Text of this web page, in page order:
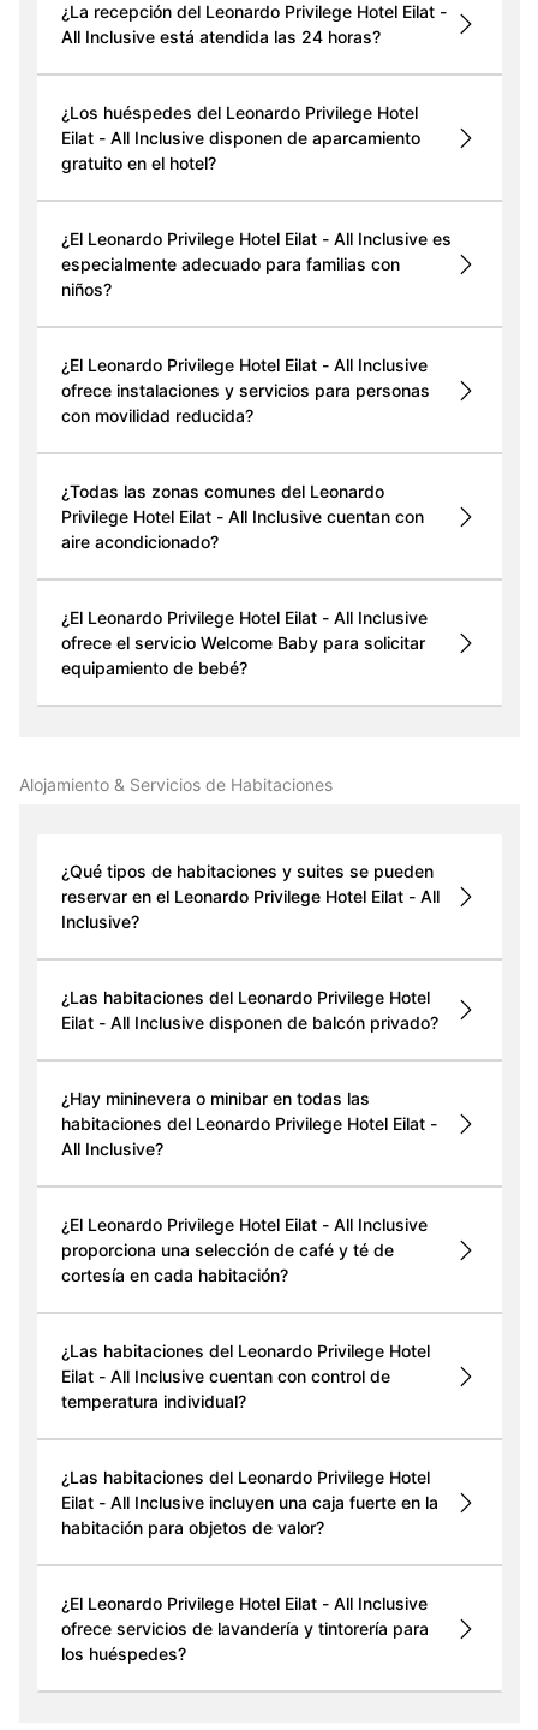
¿La recepción del Leonardo Privilege Hotel Eilat -
All Inclusive está atendida las 24 horas?
¿Los huéspedes del Leonardo Privilege Hotel
Eilat - All Inclusive disponen de aparcamiento
gratuito en el hotel?
¿El Leonardo Privilege Hotel Eilat - All Inclusive es
especialmente adecuado para familias con
niños?
¿El Leonardo Privilege Hotel Eilat - All Inclusive
ofrece instalaciones y servicios para personas
con movilidad reducida?
¿Todas las zonas comunes del Leonardo
Privilege Hotel Eilat - All Inclusive cuentan con
aire acondicionado?
¿El Leonardo Privilege Hotel Eilat - All Inclusive
ofrece el servicio Welcome Baby para solicitar
equipamiento de bebé?
Alojamiento & Servicios de Habitaciones
¿Qué tipos de habitaciones y suites se pueden
reservar en el Leonardo Privilege Hotel Eilat - All
Inclusive?
¿Las habitaciones del Leonardo Privilege Hotel
Eilat - All Inclusive disponen de balcón privado?
¿Hay mininevera o minibar en todas las
habitaciones del Leonardo Privilege Hotel Eilat -
All Inclusive?
¿El Leonardo Privilege Hotel Eilat - All Inclusive
proporciona una selección de café y té de
cortesía en cada habitación?
¿Las habitaciones del Leonardo Privilege Hotel
Eilat - All Inclusive cuentan con control de
temperatura individual?
¿Las habitaciones del Leonardo Privilege Hotel
Eilat - All Inclusive incluyen una caja fuerte en la
habitación para objetos de valor?
¿El Leonardo Privilege Hotel Eilat - All Inclusive
ofrece servicios de lavandería y tintorería para
los huéspedes?